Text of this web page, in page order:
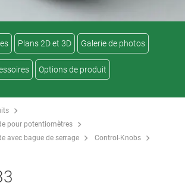
Plans 2D et 3D Galerie de photos
Options de produit
pour potentiomètres
avec bague de serrage
Control-Knobs